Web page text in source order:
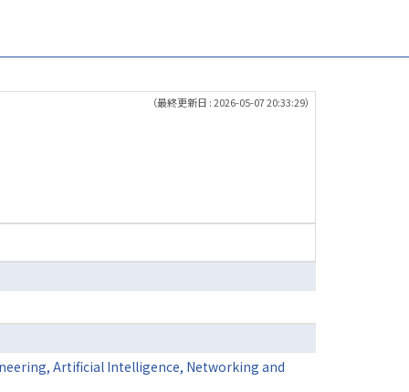
（最終更新日 : 2026-05-07 20:33:29）
Artificial Intelligence, Networking and